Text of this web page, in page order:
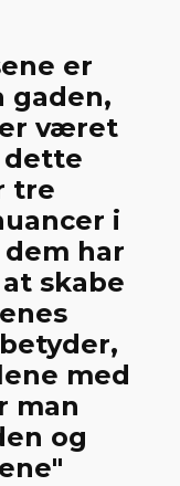
er
gaden,
været
dette
tre
i
har
skabe
med
man
og